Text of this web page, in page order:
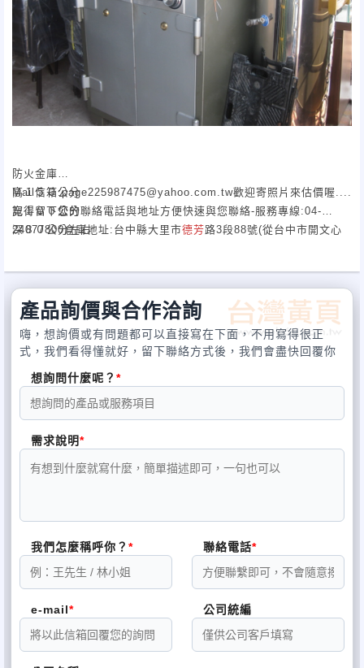
防火金庫
高１５０公分
寬１００公分
深８０公分左右
Mail信箱:page225987475@yahoo.com.tw歡迎寄照片來估價喔....
記得留下您的聯絡電話與地址方便快速與您聯絡-服務專線:04-
24077800倉庫地址:台中縣大里市德芳路3段88號(從台中市開文心
產品詢價與合作洽詢
嗨，想詢價或有問題都可以直接寫在下面，不用寫得很正
式，我們看得懂就好，留下聯絡方式後，我們會盡快回覆你
想詢問什麼呢？
需求說明
我們怎麼稱呼你？ 聯絡電話
e-mail 公司統編